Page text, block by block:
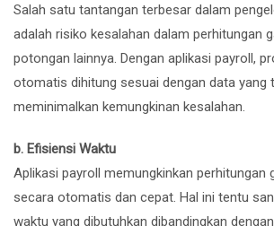
Salah satu tantangan terbesar dalam
adalah risiko kesalahan dalam perhitungan
potongan lainnya. Dengan aplikasi payroll,
otomatis dihitung sesuai dengan data yang
meminimalkan kemungkinan kesalahan.
b. Efisiensi Waktu
Aplikasi payroll memungkinkan perhitungan
secara otomatis dan cepat. Hal ini tentu
waktu yang dibutuhkan dibandingkan